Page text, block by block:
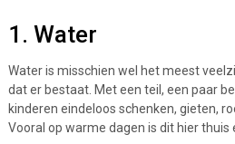
1. Water
Water is misschien wel het meest
dat er bestaat. Met een teil, een paar
kinderen eindeloos schenken, gieten,
Vooral op warme dagen is dit hier thuis